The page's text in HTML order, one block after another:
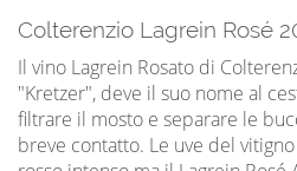
Colterenzio Lagrein Rosé
Il vino Lagrein Rosato di
"Kretzer", deve il suo nome al
filtrare il mosto e separare le
breve contatto. Le uve del